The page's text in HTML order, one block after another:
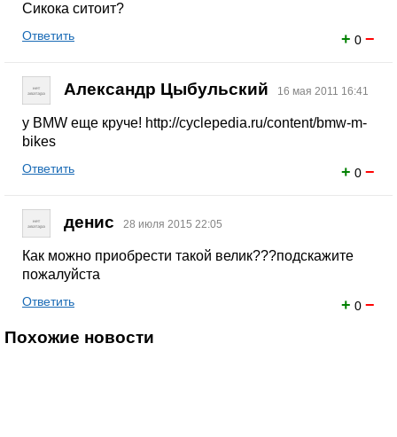
Сикока ситоит?
+ 0 −
Ответить
Александр Цыбульский 16 мая 2011 16:41
у BMW еще круче! http://cyclepedia.ru/content/bmw-m-
bikes
+ 0 −
Ответить
денис 28 июля 2015 22:05
Как можно приобрести такой велик???подскажите
пожалуйста
+ 0 −
Ответить
Похожие новости